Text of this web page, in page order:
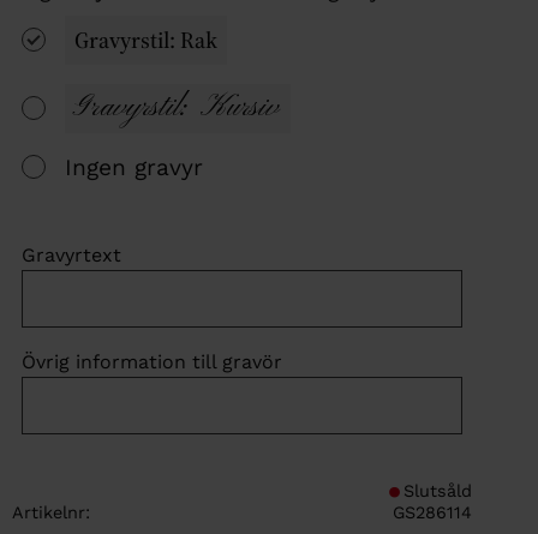
Gravyrtext
Övrig information till gravör
Gravyrstil: Rak
Gravyrstil: Kursiv
Ingen gravyr
Slutsåld
Artikelnr
GS286114